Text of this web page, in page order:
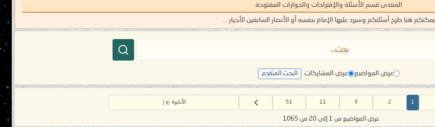
المنتدى:قسم الأسئلة والإقتراحات والحوارات المفتوحة
يمكنكم هنا طرح أسئلتكم وسيرد عليها الإمام بنفسه أو الأنصار السابقين الأخيار ...
عرض المواضيع عرض المشاركات البحث المتقدم
1
2
3
11
51 الأخيرة
عرض المواضيع من 1 إلى 20 من 1065